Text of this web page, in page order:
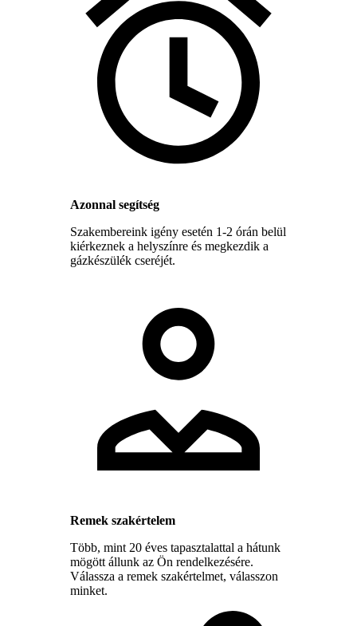
Azonnal segítség
Szakembereink igény esetén 1-2 órán belül
kiérkeznek a helyszínre és megkezdik a
gázkészülék cseréjét.
Remek szakértelem
Több, mint 20 éves tapasztalattal a hátunk
mögött állunk az Ön rendelkezésére.
Válassza a remek szakértelmet, válasszon
minket.